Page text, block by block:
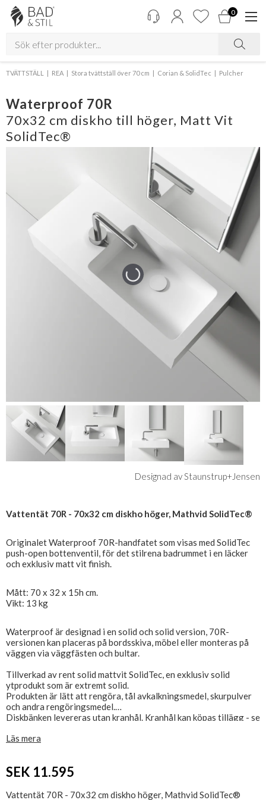
0
TVÄTTSTÄLL REA Stora tvättställ över 70 cm Corian & SolidTec Pulcher
Waterproof 70R
70x32 cm diskho till höger, Matt Vit
SolidTec®
Designad av Staunstrup+Jensen
Vattentät 70R - 70x32 cm diskho höger, Mathvid SolidTec®
Originalet Waterproof 70R-handfatet som visas med SolidTec
push-open bottenventil, för det stilrena badrummet i en läcker
och exklusiv matt vit finish.
Mått: 70 x 32 x 15h cm.
Vikt: 13 kg
Waterproof är designad i en solid och solid version, 70R-
versionen kan placeras på bordsskiva, möbel eller monteras på
väggen via väggfästen och bultar.
Tillverkad av rent solid mattvit SolidTec, en exklusiv solid
ytprodukt som är extremt solid.
Produkten är lätt att rengöra, tål avkalkningsmedel, skurpulver
och andra rengöringsmedel.
Diskbänken levereras utan kranhål. Kranhål kan köpas tillägg - se
Obs, vattenlås, monteringsbultar och bottenventil bör köpas
Läs mera
SEK 11.595
Vattentät 70R - 70x32 cm diskho höger, Mathvid SolidTec®